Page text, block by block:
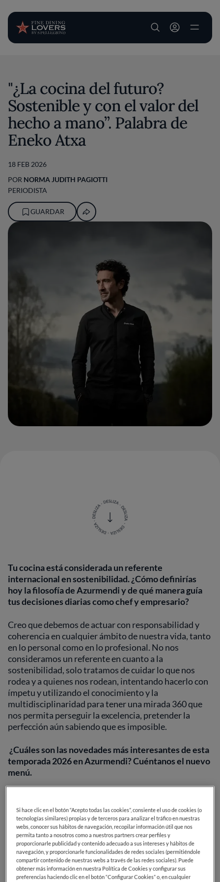
User account
"¿La cocina del futuro?
Sostenible y con el valor del
hecho a mano”. Palabra de
Eneko Atxa
18 FEB 2026
POR NORMA JUDITH PAGIOTTI
PERIODISTA
GUARDAR
Tu cocina está considerada un referente
internacional en sostenibilidad. ¿Cómo definirías
hoy la filosofía de Azurmendi y de qué manera guía
tus decisiones diarias como chef y empresario?
Creo que debemos de actuar con responsabilidad y
coherencia en cualquier ámbito de nuestra vida, tanto
en lo personal como en lo profesional. No nos
consideramos un referente en cuanto a la
sostenibilidad, solo tratamos de cuidar lo que nos
rodea y a quienes nos rodean, intentando hacerlo con
ímpetu y utilizando el conocimiento y la
multidisciplinaridad para tener una mirada 360 que
nos permita perseguir la excelencia, pretender la
perfección aún sabiendo que es imposible.
¿Cuáles son las novedades más interesantes de esta
temporada 2026 en Azurmendi? Cuéntanos el nuevo
menú.
interesantes que van más allá, manteniendo la esencia
y el espíritu de siempre de Azurmendi, esta
temporada hemos cambiado y renovado el
interiorismo de los espacios haciéndolos más cálidos,
naturales y cercanos a nuestro entorno, tratando de
construir un ecosistema que abrace a las personas. En
cuanto al menú o a la experiencia, sigue ofreciendo la
Si hace clic en el botón “Acepto todas las cookies”, consiente el uso de cookies (o
tecnologías similares) propias y de terceros para analizar el tráfico en nuestras
webs, conocer sus hábitos de navegación, recopilar información útil que nos
permita tanto a nosotros como a nuestros partners crear perfiles y
proporcionarle publicidad y contenido adecuado a sus intereses y hábitos de
navegación, y proporcionarle funcionalidades de redes sociales (permitiéndole
compartir contenido de nuestras webs a través de las redes sociales). Puede
obtener más información en nuestra Política de Cookies y configurar sus
preferencias haciendo clic en el botón “Configurar Cookies” o, en cualquier